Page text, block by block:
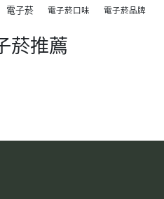
電子菸 電子菸口味 電子菸品牌
菸推薦